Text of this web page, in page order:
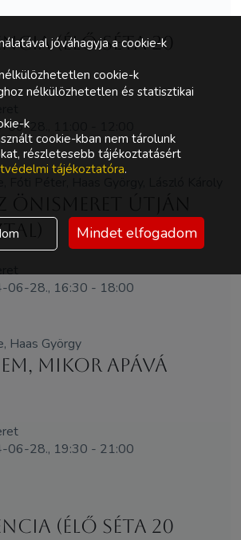
(élő séta 20
06-28., 11:00 - 12:00
06-28., 16:30 - 18:00
Haas György
mikor apává
06-28., 19:30 - 21:00
(élő séta 20
jóváhagyja a cookie-k
cookie-k
nélkülözhetetlen és statisztikai
k
cookie-kban nem tárolunk
részletesebb tájékoztatásért
tájékoztatóra.
Mindet elfogadom